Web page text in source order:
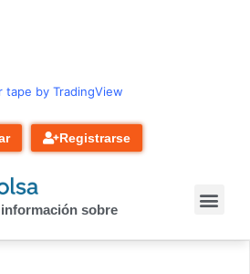
tape by TradingView
Registrarse
sobre